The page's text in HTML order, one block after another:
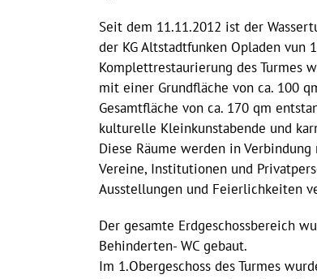
Seit dem 11.11.2012 ist der
der KG Altstadtfunken Opladen vun
Komplettrestaurierung des Turmes
mit einer Grundfläche von ca. 100
Gesamtfläche von ca. 170 qm
kulturelle Kleinkunstabende und
Diese Räume werden in
Vereine, Institutionen und
Ausstellungen und Feierlichkeiten
Der gesamte Erdgeschossbereich
Behinderten- WC gebaut.
Im 1.Obergeschoss des Turmes